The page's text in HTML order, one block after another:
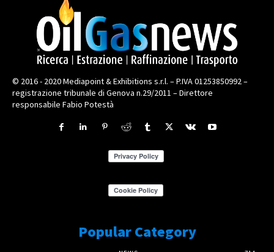
© 2016 - 2020 Mediapoint & Exhibitions s.r.l. – P.IVA 01253850992 –
registrazione tribunale di Genova n.29/2011 – Direttore
responsabile Fabio Potestà
Popular Category